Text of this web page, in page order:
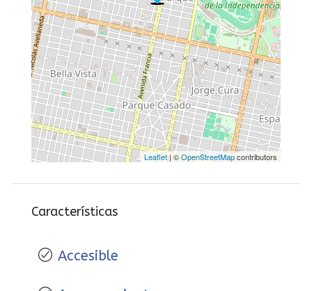
Leaflet| ©OpenStreetMapcontributors
Características
Accesible